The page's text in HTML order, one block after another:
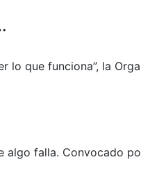
que funciona”, la
algo falla. Convocado